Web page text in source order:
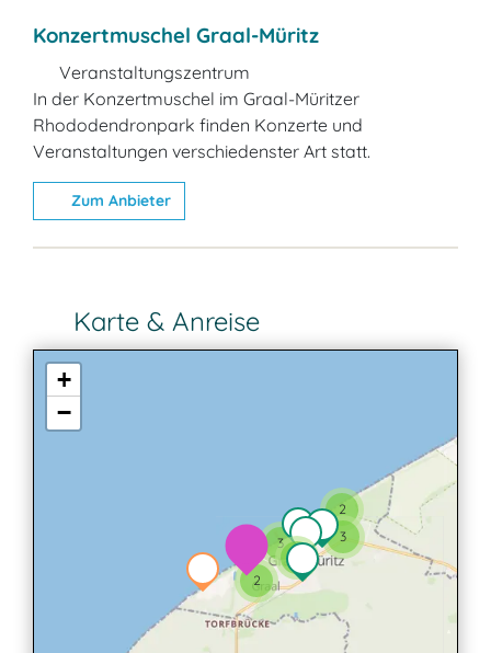
Konzertmuschel Graal-Müritz
Veranstaltungszentrum
In der Konzertmuschel im Graal-Müritzer
Rhododendronpark finden Konzerte und
Veranstaltungen verschiedenster Art statt.
Zum Anbieter
Karte & Anreise
2
3
2
3
+
−